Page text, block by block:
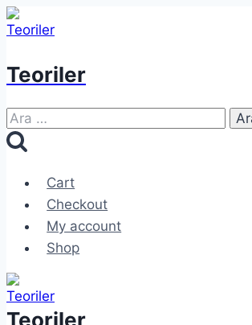
Skip
to
Teoriler
Arama:
Cart
Checkout
My account
Shop
Teoriler